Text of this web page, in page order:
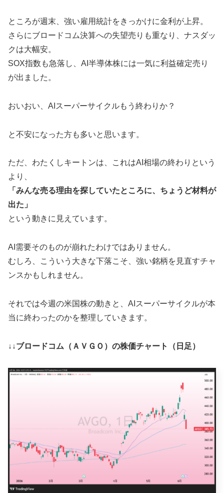
ところが週末、強い雇用統計をきっかけに金利が上昇。
さらにブロードコム決算への失望売りも重なり、ナスダッ
クは大幅安。
SOX指数も急落し、AI半導体株には一気に利益確定売り
が出ました。
おいおい、AIスーパーサイクルもう終わりか？
と不安になった方も多いと思います。
ただ、わたくしキートンは、これはAI相場の終わりという
より、
「みんな売る理由を探していたところに、ちょうど材料が
出た」
という動きに見えています。
AI需要そのものが崩れたわけではありません。
むしろ、こういう大きな下落こそ、強い銘柄を見直すチャ
ンスかもしれません。
それでは今週の米国株の動きと、AIスーパーサイクルが本
当に終わったのかを整理していきます。
↓↓ブロードコム（ＡＶＧＯ）の株価チャート（日足）